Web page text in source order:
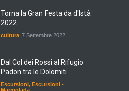
2022
cultura
Padon tra le Dolomiti
Escursioni, Escursioni -
Marmolada
9 Settembre 2021